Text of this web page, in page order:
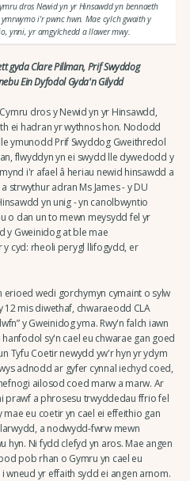
dros Newid yn yr Hinsawdd yn bennaeth
i'r pwnc hwn. Mae cylch gwaith y
ynni, yr amgylchedd a llawer mwy.
gyda Clare Pillman, Prif Swyddog
Ein Dyfodol Gyda'n Gilydd
dros y Newid yn yr Hinsawdd,
ei hadran yr wythnos hon. Nododd
ymunodd Prif Swyddog Gweithredol
flwyddyn yn ei swydd lle dywedodd y
i'r afael â heriau newid hinsawdd a
strwythur adran Ms James - y DU
yn unig - yn canolbwyntio
o dan un to mewn meysydd fel yr
y Gweinidog at ble mae
cyd: rheoli perygl llifogydd, er
wedi gorchymyn cymaint o sylw
mis diwethaf, chwaraeodd CLA
y Gweinidog yma. Rwy'n falch iawn
sy'n cael eu chwarae gan goed
Tyfu Coetir newydd yw'r hyn yr ydym
adnodd ar gyfer cynnal iechyd coed,
ailosod coed marw a marw. Ar
prawf a phrosesu trwyddedau ffrio fel
eu coetir yn cael ei effeithio gan
a nodwydd-fwrw mewn
hyn. Ni fydd clefyd yn aros. Mae angen
pob rhan o Gymru yn cael eu
yr effaith sydd ei angen arnom.